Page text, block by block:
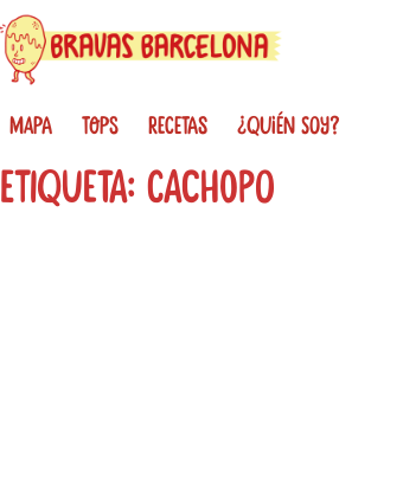
MAPA TOPS RECETAS ¿QUIÉN SOY?
Etiqueta: cachopo